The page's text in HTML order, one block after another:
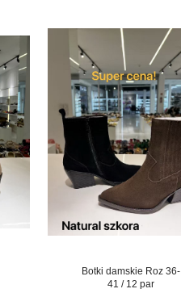
Botki damskie Roz 36-
41 / 12 par